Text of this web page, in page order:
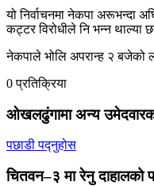
यो निर्वाचनमा नेकपा अरूभन्दा
कट्टर विरोधीले नि भन्न थाल्या
नेकपाले भोलि अपरान्ह २ बजेको
0 प्रतिक्रिया
ओखलढुंगामा अन्य
पछाडी पद्नुहोस
चितवन–३ मा रेनु दाहालको